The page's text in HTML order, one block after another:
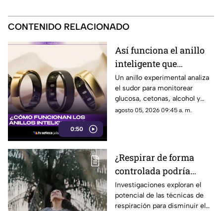
CONTENIDO RELACIONADO
0:50
Así funciona el anillo
inteligente que
monitorea glucosa y
alcohol mediante el
sudor
Un anillo experimental analiza
el sudor para monitorear
glucosa, cetonas, alcohol y
otros biomarcadores y enviar
agosto 05, 2026 09:45 a. m.
¿Respirar de forma
controlada podría
ayudar a controlar una
adicción?
Investigaciones exploran el
potencial de las técnicas de
respiración para disminuir el